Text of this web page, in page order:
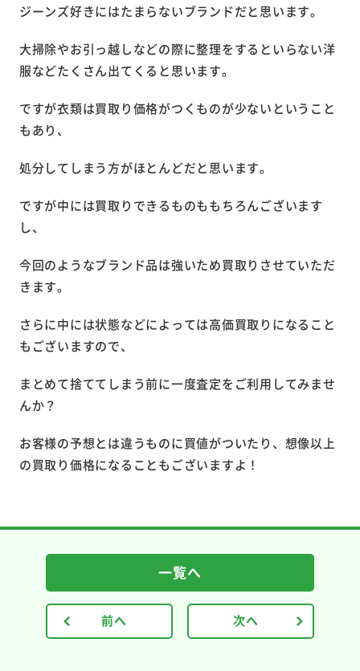
ジーンズ好きにはたまらないブランドだと思います。
大掃除やお引っ越しなどの際に整理をするといらない洋
服などたくさん出てくると思います。
ですが衣類は買取り価格がつくものが少ないということ
もあり、
処分してしまう方がほとんどだと思います。
ですが中には買取りできるものももちろんございます
し、
今回のようなブランド品は強いため買取りさせていただ
きます。
さらに中には状態などによっては高価買取りになること
もございますので、
まとめて捨ててしまう前に一度査定をご利用してみませ
んか？
お客様の予想とは違うものに買値がついたり、想像以上
の買取り価格になることもございますよ！
前へ
一覧へ
次へ